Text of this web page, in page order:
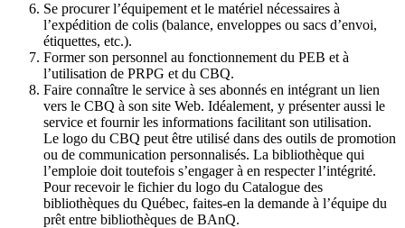
Se procurer l’équipement et le matériel nécessaires à
l’expédition de colis (balance, enveloppes ou sacs d’envoi,
étiquettes, etc.).
Former son personnel au fonctionnement du PEB et à
l’utilisation de PRPG et du CBQ.
Faire connaître le service à ses abonnés en intégrant un lien
vers le CBQ à son site Web. Idéalement, y présenter aussi le
service et fournir les informations facilitant son utilisation.
Le logo du CBQ peut être utilisé dans des outils de promotion
ou de communication personnalisés. La bibliothèque qui
l’emploie doit toutefois s’engager à en respecter l’intégrité.
Pour recevoir le fichier du logo du Catalogue des
bibliothèques du Québec, faites-en la demande à l’équipe du
prêt entre bibliothèques de BAnQ.